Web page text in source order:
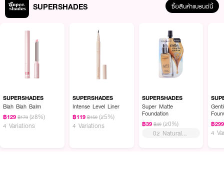
พัฟคุชชั่นเนื้อนุ่มจาก SUPERSHADES รุ่น Baby Puff ออกแบบมาเพื่อการแต่ง
หน้าที่เรียบเนียน ดูเป็นธรรมชาติ ด้วยสัมผัสที่นุ่มละมุนและขนาดกะทัดรัด ใช้ง่าย พก
พาสะดวก ใช้ได้ทั้งกับคุชชั่น รองพื้น แป้งฝุ่น และแป้งพัฟ
✔️ ขนาดพัฟเล็ก พอดีมือ ใช้งานสะดวก
✔️ เนื้อพัฟนุ่มละเอียด เบาสบายผิว
SUPERSHADES ซื้อสินค้าแบรนด์นี้
SUPERSHADES
Blah Blah Balm
฿129 ฿179 (28%)
4 Variations
SUPERSHADES
Intense Level Liner
฿119 ฿159 (25%)
4 Variations
SUPERSHADES
Super Matte
Foundation
฿39 ฿49 (20%)
02 Natural
฿299
4